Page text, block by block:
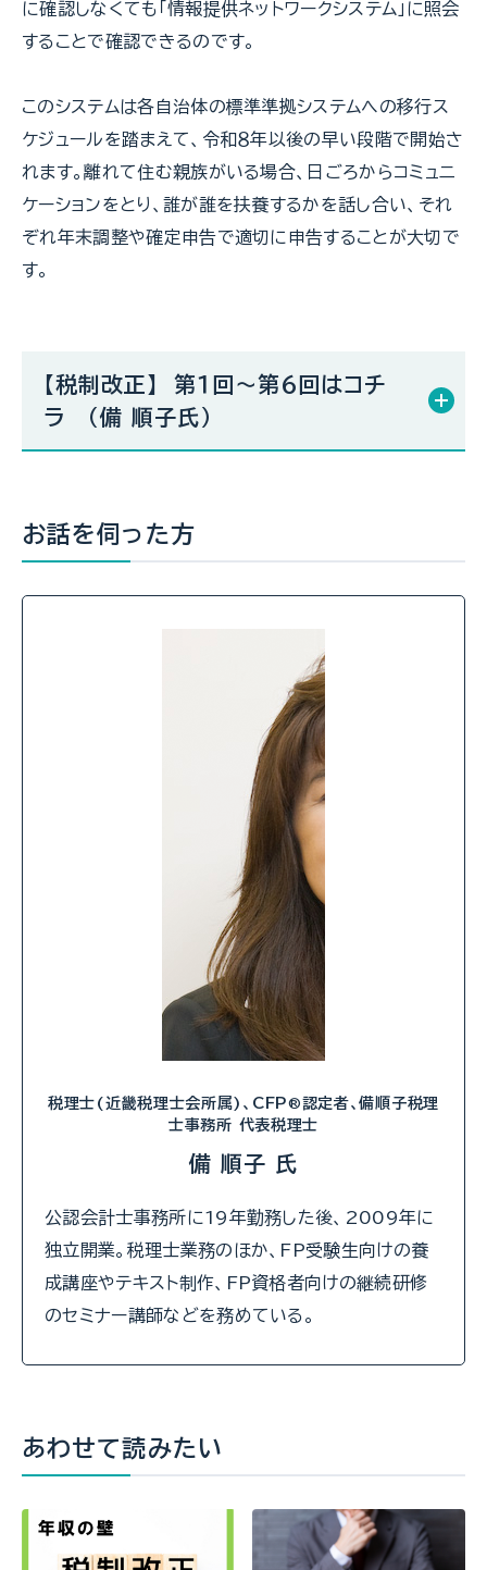
に確認しなくても「情報提供ネットワークシステム」に照会
することで確認できるのです。
このシステムは各自治体の標準準拠システムへの移行ス
ケジュールを踏まえて、令和８年以後の早い段階で開始さ
れます。離れて住む親族がいる場合、日ごろからコミュニ
ケーションをとり、誰が誰を扶養するかを話し合い、それ
ぞれ年末調整や確定申告で適切に申告することが大切で
す。
【税制改正】 第１回～第６回はコチ
ラ （備 順子氏）
お話を伺った方
税理士(近畿税理士会所属)、CFP ® 認定者、備順子税理
士事務所 代表税理士
備 順子 氏
公認会計士事務所に19年勤務した後、2009年に
独立開業。税理士業務のほか、FP受験生向けの養
成講座やテキスト制作、FP資格者向けの継続研修
のセミナー講師などを務めている。
あわせて読みたい